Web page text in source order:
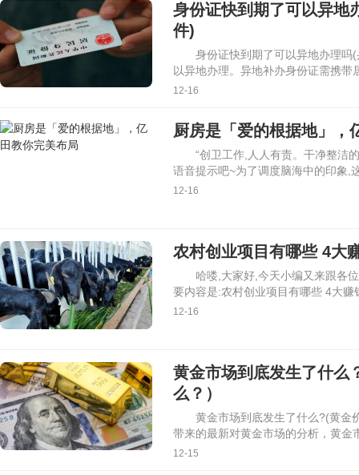
身份证快到期了可以异地
件)
身份证快到期了可以异地办理吗
以异地办理。异地补办身份证需携带
12-16
厨房是「爱的根据地」，
“创卫工作,人人有责。干净整洁
语音提示吧~为了调度脑海中的印象,
12-16
农村创业项目有哪些 4大
哈喽,大家好,今天小编又来跟各
要内容是:农村创业项目有哪些 4大赚
12-16
黄金市场到底发生了什么
么？）
黄金市场到底发生了什么?(黄金
带来的最新对黄金市场的分析，黄金
12-15